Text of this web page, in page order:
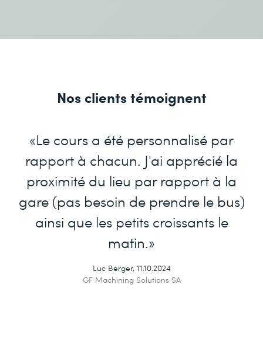
Nos clients témoignent
«Le cours a été personnalisé par
rapport à chacun. J'ai apprécié la
proximité du lieu par rapport à la
gare (pas besoin de prendre le bus)
ainsi que les petits croissants le
matin.»
Luc Berger, 11.10.2024
GF Machining Solutions SA